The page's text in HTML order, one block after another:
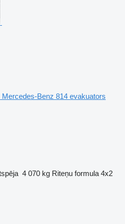
Mercedes-Benz 814 evakuators
4 070 kg Riteņu formula 4x2